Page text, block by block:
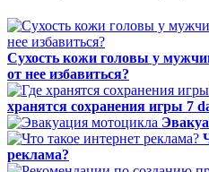
Сухость кожи головы у
от нее избавиться?
хранятся сохранения игры 7
реклама?